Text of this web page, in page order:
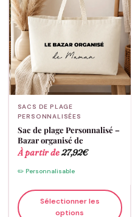
SACS DE PLAGE
PERSONNALISÉES
Sac de plage Personnalisé –
Bazar organisé de
À partir de27,92€
✏️ Personnalisable
Sélectionner les
options